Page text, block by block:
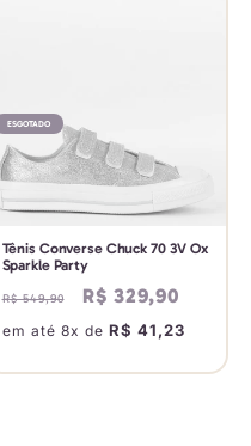
ESGOTADO
Tênis Converse Chuck 70 3V Ox
Sparkle Party
Preço
normal
R$ 549,90
Preço
promocional
R$ 329,90
em até 8x de R$ 41,23